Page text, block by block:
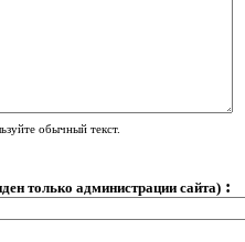
обычный текст.
только администрации сайта) :